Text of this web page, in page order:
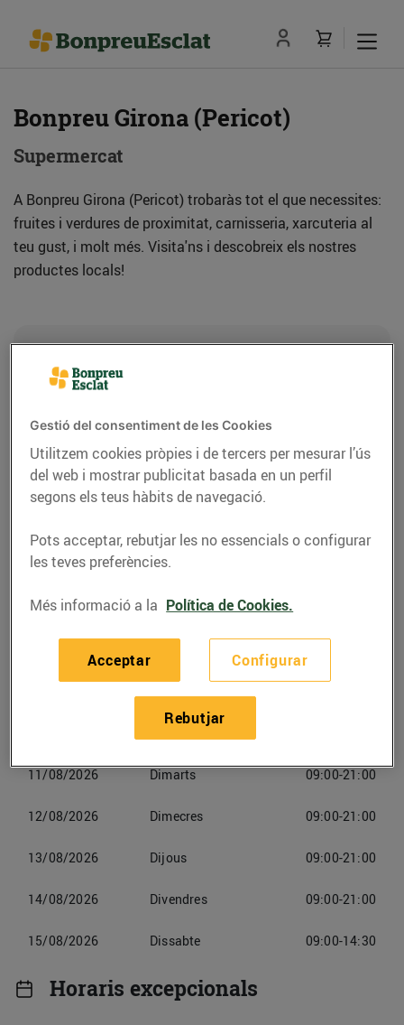
Bonpreu Girona (Pericot)
Supermercat
A Bonpreu Girona (Pericot) trobaràs tot el que necessites:
fruites i verdures de proximitat, carnisseria, xarcuteria al
teu gust, i molt més. Visita'ns i descobreix els nostres
productes locals!
Av. de Lluís Pericot, 37-39 (17003) Girona
Telèfon
972499509
Trucar-hi
Horaris Bonpreu Girona
08/08/2026
11/08/2026 Dimarts 09:00-21:00
12/08/2026 Dimecres 09:00-21:00
13/08/2026 Dijous 09:00-21:00
14/08/2026 Divendres 09:00-21:00
15/08/2026 Dissabte 09:00-14:30
Horaris excepcionals
Gestió del consentiment de les Cookies
Utilitzem cookies pròpies i de tercers per mesurar l’ús
del web i mostrar publicitat basada en un perfil
segons els teus hàbits de navegació.
Pots acceptar, rebutjar les no essencials o configurar
les teves preferències.
Més informació a la Política de Cookies.
Configurar
Rebutjar
Acceptar